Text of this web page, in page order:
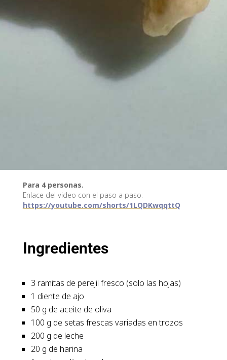
Para 4 personas.
Enlace del video con el paso a paso:
https://youtube.com/shorts/1LQDKwqqttQ
Ingredientes
3 ramitas de perejil fresco (solo las hojas)
1 diente de ajo
50 g de aceite de oliva
100 g de setas frescas variadas en trozos
200 g de leche
20 g de harina